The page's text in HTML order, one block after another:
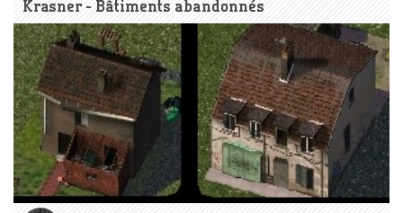
Krasner - Bâtiments abandonnés